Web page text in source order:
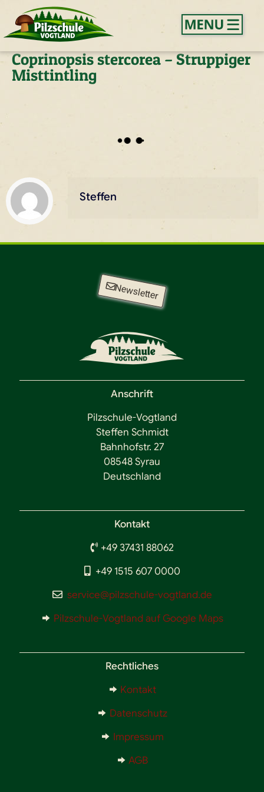
Coprinopsis stercorea – Struppiger
Misttintling
Steffen
Newsletter
Anschrift
Pilzschule-Vogtland
Steffen Schmidt
Bahnhofstr. 27
08548 Syrau
Deutschland
Kontakt
+49 37431 88062
+49 1515 607 0000
service@pilzschule-vogtland.de
Pilzschule-Vogtland auf Google Maps
Rechtliches
Kontakt
Datenschutz
Impressum
AGB